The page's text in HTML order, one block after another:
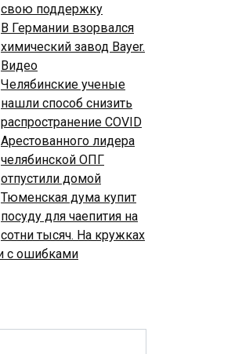
свою поддержку
В Германии взорвался
химический завод Bayer.
Видео
Челябинские ученые
нашли способ снизить
распространение COVID
Арестованного лидера
челябинской ОПГ
отпустили домой
Тюменская дума купит
посуду для чаепития на
сотни тысяч. На кружках
с ошибками